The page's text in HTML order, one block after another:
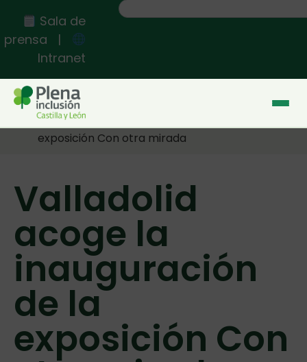
Sala de
prensa |
Intranet
Inicio >> Valladolid acoge la inauguración de la
exposición Con otra mirada
Valladolid
acoge la
inauguración
de la
exposición Con